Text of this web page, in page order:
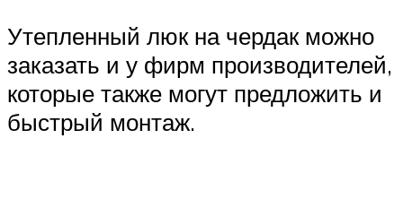
Утепленный люк на чердак можно
заказать и у фирм производителей,
которые также могут предложить и
быстрый монтаж.